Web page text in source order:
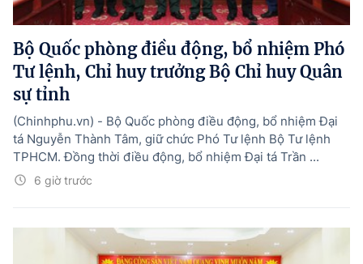
Bộ Quốc phòng điều động, bổ nhiệm Phó
Tư lệnh, Chỉ huy trưởng Bộ Chỉ huy Quân
sự tỉnh
6 giờ trước
(Chinhphu.vn) - Bộ Quốc phòng điều động, bổ nhiệm Đại
tá Nguyễn Thành Tâm, giữ chức Phó Tư lệnh Bộ Tư lệnh
TPHCM. Đồng thời điều động, bổ nhiệm Đại tá Trần ...